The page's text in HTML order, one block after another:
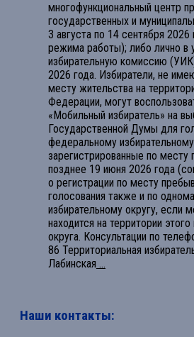
многофункциональный центр
государственных и
3 августа по 14 сентября 2026
режима работы); либо лично в
избирательную комиссию
2026 года. Избиратели, не
месту жительства на
Федерации, могут
«Мобильный избиратель» на
Государственной Думы для
федеральному избирательному
зарегистрированные по месту
позднее 19 июня 2026 года
о регистрации по месту
голосования также и по
избирательному округу, если
находится на территории этого
округа. Консультации по
86 Территориальная
Лабинская ...
Наши контакты: